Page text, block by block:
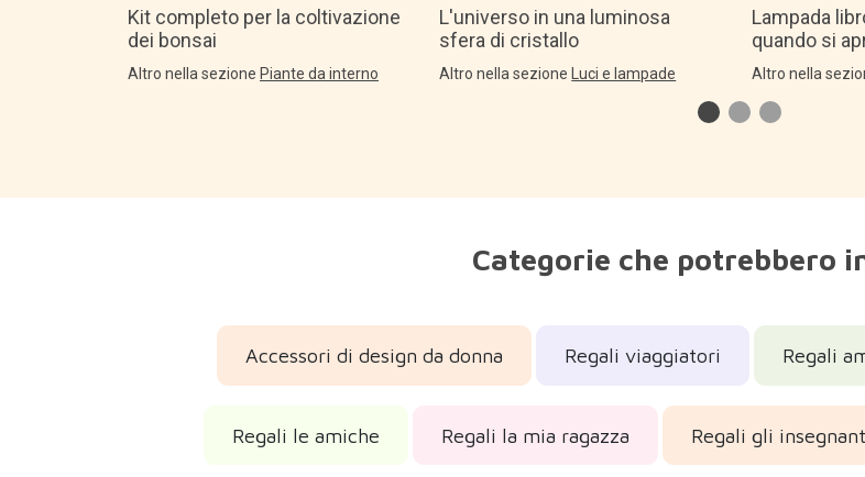
Kit completo per la coltivazione
dei bonsai
Altro nella sezione Piante da interno
L'universo in una luminosa
sfera di cristallo
Altro nella sezione Luci e lampade
Lampada
quando si
Altro nella
Categorie che potrebbero
Accessori di design da donna Regali viaggiatori Regali
Regali le amiche Regali la mia ragazza Regali gli